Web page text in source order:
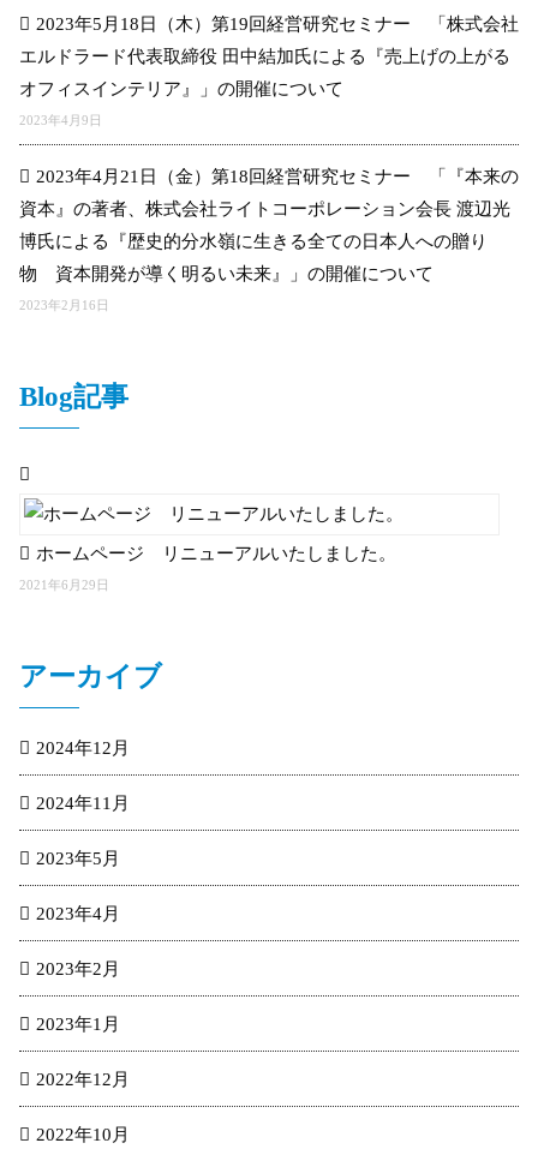
2023年5月18日（木）第19回経営研究セミナー 「株式会社
エルドラード代表取締役 田中結加氏による『売上げの上がる
オフィスインテリア』」の開催について
2023年4月9日
2023年4月21日（金）第18回経営研究セミナー 「『本来の
資本』の著者、株式会社ライトコーポレーション会長 渡辺光
博氏による『歴史的分水嶺に生きる全ての日本人への贈り
物 資本開発が導く明るい未来』」の開催について
2023年2月16日
Blog記事
ホームページ リニューアルいたしました。
2021年6月29日
アーカイブ
2024年12月
2024年11月
2023年5月
2023年4月
2023年2月
2023年1月
2022年12月
2022年10月